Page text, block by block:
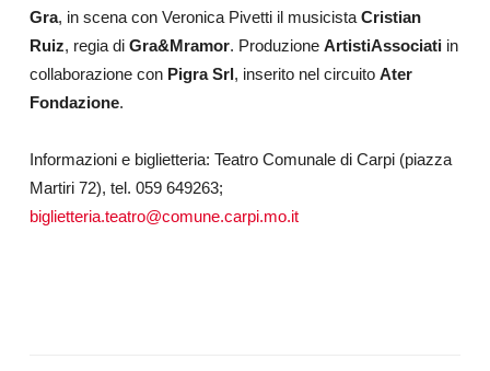
Gra, in scena con Veronica Pivetti il musicista Cristian
Ruiz, regia di Gra&Mramor. Produzione ArtistiAssociatiin
collaborazione con Pigra Srl, inserito nel circuito Ater
Fondazione.
Informazioni e biglietteria: Teatro Comunale di Carpi (piazza
Martiri 72), tel. 059 649263;
biglietteria.teatro@comune.carpi.mo.it